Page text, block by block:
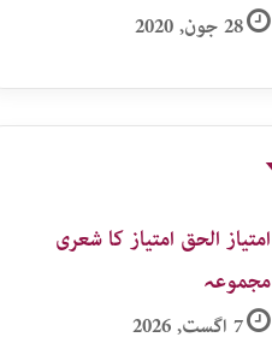
28 جون, 2020
امتیاز الحق امتیاز کا شعری
مجموعہ
7 اگست, 2026